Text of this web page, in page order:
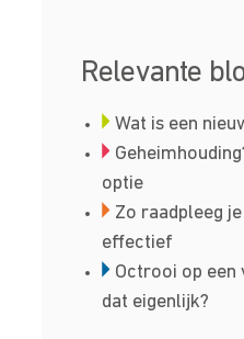
Relevante
Wat is een
optie
Zo raadpleeg
effectief
Octrooi op
dat eigenlijk?